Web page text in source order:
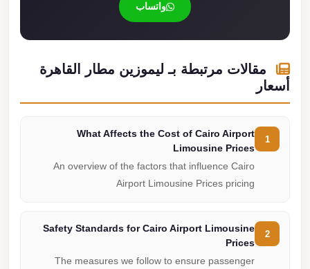
واتساب
مقالات مرتبطة بـ ليموزين مطار القاهرة
أسعار
What Affects the Cost of Cairo Airport
Limousine Prices
An overview of the factors that influence Cairo
Airport Limousine Prices pricing
Safety Standards for Cairo Airport Limousine
Prices
The measures we follow to ensure passenger